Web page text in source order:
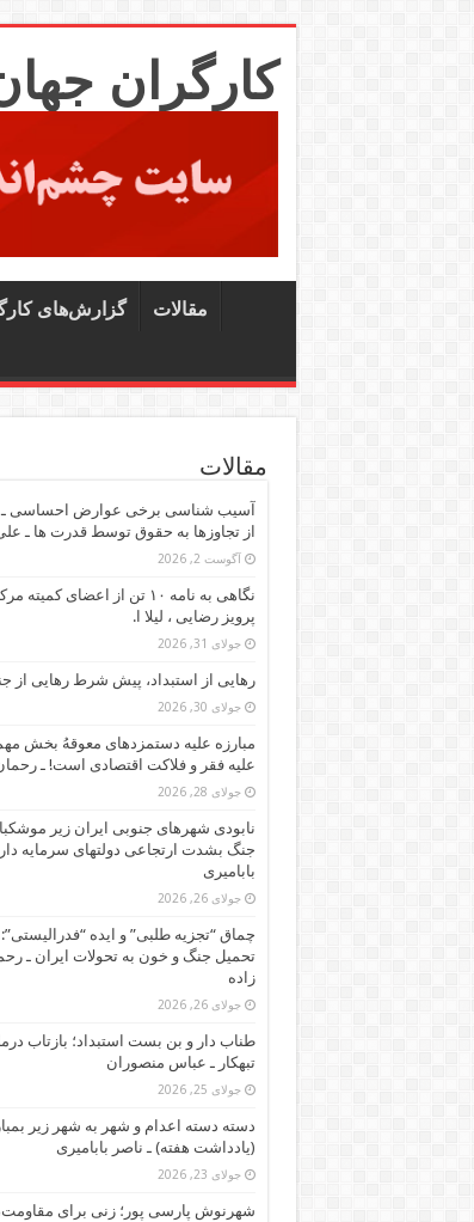
کارگران
مقالات گزارش‌های
مقالات
آسیب شناسی برخی عوارض احساسی ـ
از تجاوزها به حقوق توسط قدرت ها ـ
آگوست 2, 2026
نگاهی به نامه ۱۰ تن از اعضای
پرویز رضایی ، لیلا ا.
جولای 31, 2026
رهایی از استبداد، پیش شرط رهایی از
جولای 30, 2026
مبارزه علیه دستمزدهای معوقهُ بخش
علیه فقر و فلاکت اقتصادی است! ـ
جولای 28, 2026
نابودی شهرهای جنوبی ایران زیر
جنگ بشدت ارتجاعی دولتهای سرمایه
بابامیری
جولای 26, 2026
چماق “تجزیه طلبی” و ایده
تحمیل جنگ و خون به تحولات ایران ـ
زاده
جولای 26, 2026
طناب دار و بن بست استبداد؛ بازتاب
تبهکار ـ عباس منصوران
جولای 25, 2026
دسته دسته اعدام و شهر به شهر زیر
(یادداشت هفته) ـ ناصر بابامیری
جولای 23, 2026
شهرنوش پارسی پور؛ زنی برای